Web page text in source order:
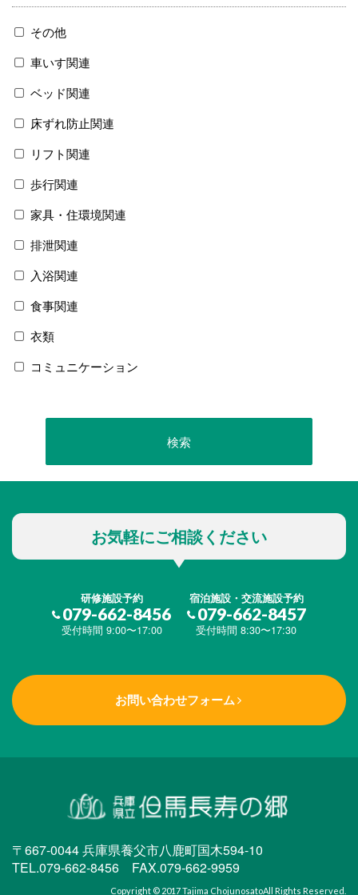
その他
車いす関連
ベッド関連
床ずれ防止関連
リフト関連
歩行関連
家具・住環境関連
排泄関連
入浴関連
食事関連
衣類
コミュニケーション
お気軽にご相談ください
研修施設予約
079-662-8456
受付時間 9:00〜17:00
宿泊施設・交流施設予約
079-662-8457
受付時間 8:30〜17:30
お問い合わせフォーム
〒667-0044 兵庫県養父市八鹿町国木594-10
TEL.079-662-8456 FAX.079-662-9959
Copyright © 2017Tajima ChojunosatoAll Rights Reserved.